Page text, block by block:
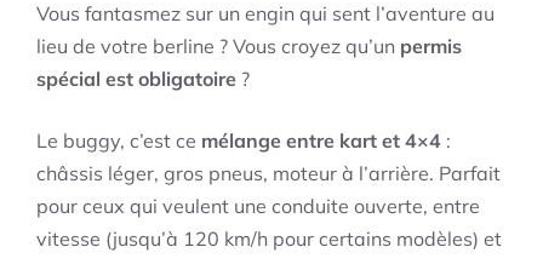
Vous fantasmez sur un engin qui sent l’aventure au
lieu de votre berline ? Vous croyez qu’un permis
spécial est obligatoire ?
Le buggy, c’est ce mélange entre kart et 4×4 :
châssis léger, gros pneus, moteur à l’arrière. Parfait
pour ceux qui veulent une conduite ouverte, entre
vitesse (jusqu’à 120 km/h pour certains modèles) et